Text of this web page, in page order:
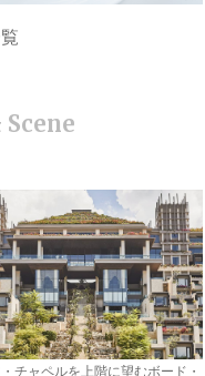
チャペルを上階に望むボード・